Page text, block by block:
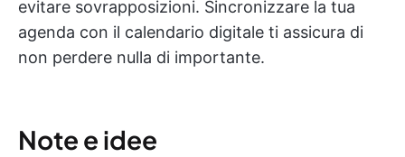
evitare sovrapposizioni. Sincronizzare la tua
agenda con il calendario digitale ti assicura di
non perdere nulla di importante.
Note e idee